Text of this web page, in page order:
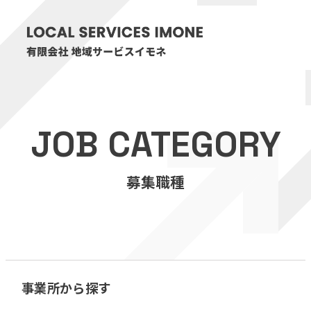
医療・介護事業
訪問看護リハビリステーション癒々
福祉用具プランナー癒々
JOB CATEGORY
募集職種
事業所から探す